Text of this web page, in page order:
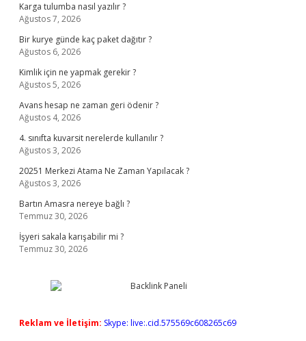
Karga tulumba nasıl yazılır ?
Ağustos 7, 2026
Bir kurye günde kaç paket dağıtır ?
Ağustos 6, 2026
Kimlik için ne yapmak gerekir ?
Ağustos 5, 2026
Avans hesap ne zaman geri ödenir ?
Ağustos 4, 2026
4. sınıfta kuvarsit nerelerde kullanılır ?
Ağustos 3, 2026
20251 Merkezi Atama Ne Zaman Yapılacak ?
Ağustos 3, 2026
Bartın Amasra nereye bağlı ?
Temmuz 30, 2026
İşyeri sakala karışabilir mi ?
Temmuz 30, 2026
Reklam ve İletişim: Skype: live:.cid.575569c608265c69